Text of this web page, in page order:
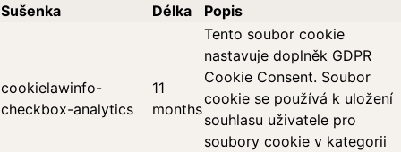
Sušenka
Délka Popis
cookielawinfo-
checkbox-analytics
11
months
Tento soubor cookie
nastavuje doplněk GDPR
Cookie Consent. Soubor
cookie se používá k uložení
souhlasu uživatele pro
soubory cookie v kategorii